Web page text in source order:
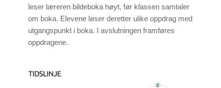
leser læreren bildeboka høyt, før klassen samtaler
om boka. Elevene løser deretter ulike oppdrag med
utgangspunkt i boka. I avslutningen framføres
oppdragene.